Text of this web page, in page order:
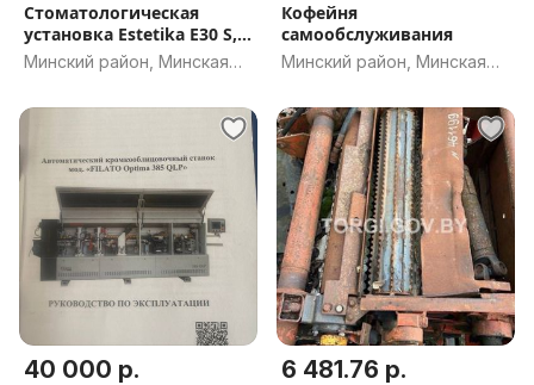
Стоматологическая
установка Estetika E30 S,
KaVo
Минский район, Минская
Кофейня
самообслуживания
Минский район, Минская
40 000 р. 6 481.76 р.